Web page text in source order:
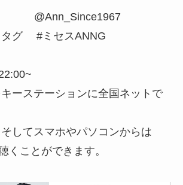
タグ #ミセスANNG
ーステーションに全国ネットで
してスマホやパソコンからは
くことができます。